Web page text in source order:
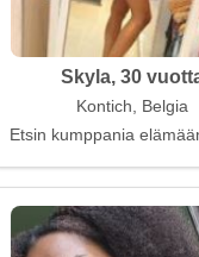
Skyla, 30
Kontich, Belgia
Etsin kumppania